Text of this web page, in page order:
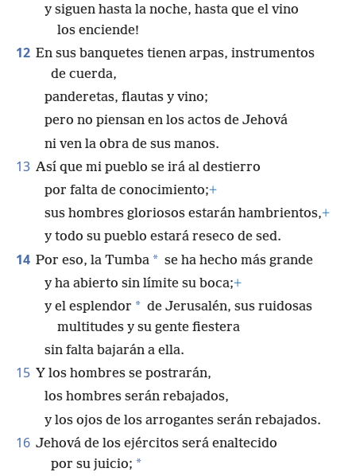
y siguen hasta la noche, hasta que el vino
los enciende!
12 En sus banquetes tienen arpas, instrumentos
de cuerda,
panderetas, flautas y vino;
pero no piensan en los actos de Jehová
ni ven la obra de sus manos.
13 Así que mi pueblo se irá al destierro
por falta de conocimiento;+
sus hombres gloriosos estarán hambrientos,+
y todo su pueblo estará reseco de sed.
14 Por eso, la Tumba * se ha hecho más grande
y ha abierto sin límite su boca;+
y el esplendor * de Jerusalén, sus ruidosas
multitudes y su gente fiestera
sin falta bajarán a ella.
15 Y los hombres se postrarán,
los hombres serán rebajados,
y los ojos de los arrogantes serán rebajados.
16 Jehová de los ejércitos será enaltecido
por su juicio; *